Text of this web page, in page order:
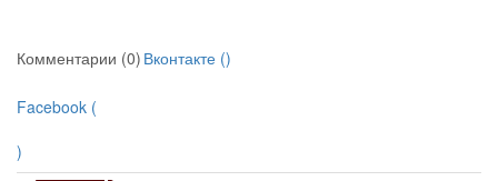
Комментарии (0) Вконтакте ()
Facebook (
)